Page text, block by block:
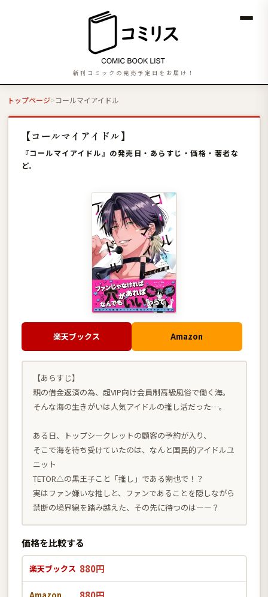
新刊コミックの発売予定日をお届け！
トップページ コールマイアイドル
【コールマイアイドル】
『コールマイアイドル』の発売日・あらすじ・価格・著者な
ど。
楽天ブックス Amazon
【あらすじ】
親の借金返済の為、超VIP向け会員制高級風俗で働く海。
そんな海の生きがいは人気アイドルの推し活だった…。
ある日、トップシークレットの顧客の予約が入り、
そこで海を待ち受けていたのは、なんと国民的アイドルユ
ニット
TETOR△の黒王子こと「推し」である朔也で！？
実はファン嫌いな推しと、ファンであることを隠しながら
禁断の境界線を踏み越えた、その先に待つのはーー？
価格を比較する
楽天ブックス 880円